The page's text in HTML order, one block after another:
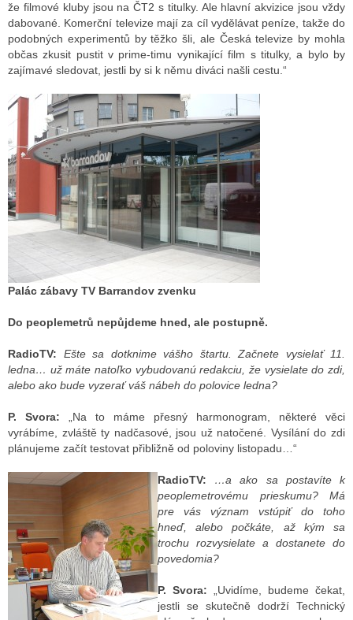
že filmové kluby jsou na ČT2 s titulky. Ale hlavní akvizice jsou vždy
dabované. Komerční televize mají za cíl vydělávat peníze, takže do
podobných experimentů by těžko šli, ale Česká televize by mohla
občas zkusit pustit v prime-timu vynikající film s titulky, a bylo by
zajímavé sledovat, jestli by si k němu diváci našli cestu.“
Palác zábavy TV Barrandov zvenku
Do peoplemetrů nepůjdeme hned, ale postupně.
RadioTV:
Ešte sa dotknime vášho štartu. Začnete vysielať 11.
ledna… už máte natoľko vybudovanú redakciu, že vysielate do zdi,
alebo ako bude vyzerať váš nábeh do polovice ledna?
P. Svora: „Na to máme přesný harmonogram, některé věci
vyrábíme, zvláště ty nadčasové, jsou už natočené. Vysílání do zdi
plánujeme začít testovat přibližně od poloviny listopadu…“
RadioTV:
…a ako sa postavíte k
peoplemetrovému prieskumu? Má
pre vás význam vstúpiť do toho
hneď, alebo počkáte, až kým sa
trochu rozvysielate a dostanete do
povedomia?
P. Svora: „Uvidíme, budeme čekat,
jestli se skutečně dodrží Technický